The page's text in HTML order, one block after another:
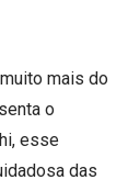
mais do
o
esse
das